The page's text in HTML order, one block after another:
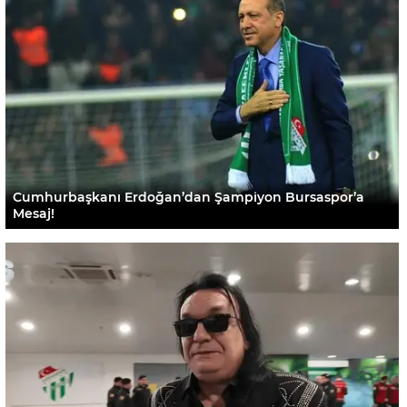
Cumhurbaşkanı Erdoğan’dan Şampiyon Bursaspor’a
Mesaj!